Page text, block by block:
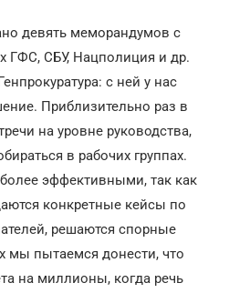
девять меморандумов с
ГФС, СБУ, Нацполиция и др.
с ней у нас
Приблизительно раз в
на уровне руководства,
в рабочих группах.
эффективными, так как
конкретные кейсы по
решаются спорные
мы пытаемся донести, что
на миллионы, когда речь